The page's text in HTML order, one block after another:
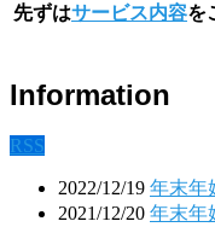
先ずはサービス内容を
Information
RSS
2022/12/19 年末年
2021/12/20 年末年